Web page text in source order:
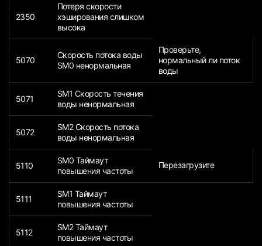
2350
Потеря скорости
хэширования слишком
высока
5070
Скорость потока воды
SM0 ненормальная
Проверьте,
нормальный ли поток
воды
5071
SM1 Скорость течения
воды ненормальная
5072
SM2 Скорость потока
воды ненормальная
5110
SM0 Таймаут
повышения частоты
Перезагрузите
5111
SM1 Таймаут
повышения частоты
5112
SM2 Таймаут
повышения частоты